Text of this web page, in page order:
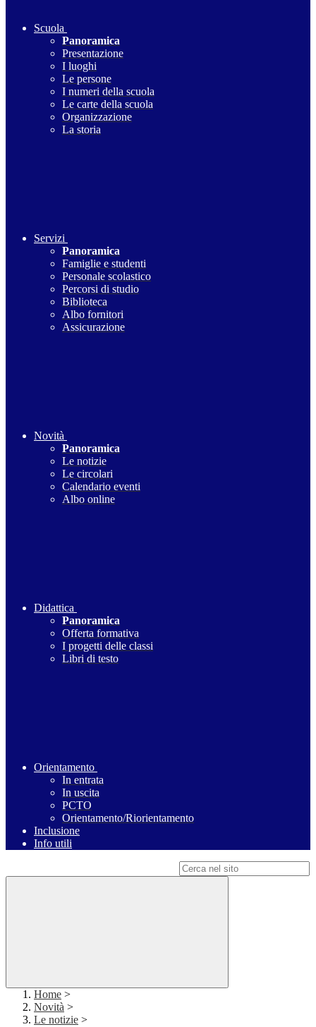
Scuola
Panoramica
Presentazione
I luoghi
Le persone
I numeri della scuola
Le carte della scuola
Organizzazione
La storia
Servizi
Panoramica
Famiglie e studenti
Personale scolastico
Percorsi di studio
Biblioteca
Albo fornitori
Assicurazione
Novità
Panoramica
Le notizie
Le circolari
Calendario eventi
Albo online
Didattica
Panoramica
Offerta formativa
I progetti delle classi
Libri di testo
Orientamento
In entrata
In uscita
PCTO
Orientamento/Riorientamento
Inclusione
Info utili
Home >
Novità >
Le notizie >